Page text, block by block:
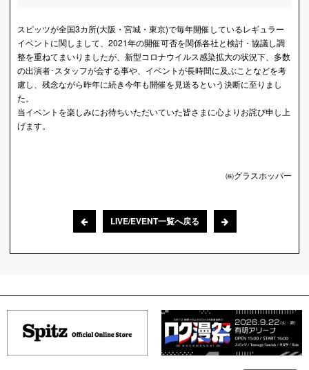
スピッツが全国3カ所(大阪・宮城・東京)で毎年開催しているレギュラー
イベントに関しまして、2021年の開催可否を関係各社と検討・協議し調
整を重ねてまいりましたが、新型コロナウイルス感染拡大の状況下、多数
の出演者･スタッフが会する事や、イベントが長時間に及ぶことなどを考
慮し、残念ながら昨年に続き今年も開催を見送るという決断に至りまし
た。
当イベントを楽しみにお待ちいただいていた皆さまに心よりお詫び申し上
げます。
㈱グラスホッパー
LIVE/EVENT一覧へ戻る